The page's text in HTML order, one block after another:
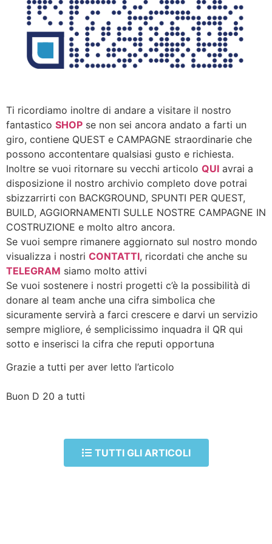
Ti ricordiamo inoltre di andare a visitare il nostro
fantastico SHOP se non sei ancora andato a farti un
giro, contiene QUEST e CAMPAGNE straordinarie che
possono accontentare qualsiasi gusto e richiesta.
Inoltre se vuoi ritornare su vecchi articolo QUI avrai a
disposizione il nostro archivio completo dove potrai
sbizzarrirti con BACKGROUND, SPUNTI PER QUEST,
BUILD, AGGIORNAMENTI SULLE NOSTRE CAMPAGNE IN
COSTRUZIONE e molto altro ancora.
Se vuoi sempre rimanere aggiornato sul nostro mondo
visualizza i nostri CONTATTI, ricordati che anche su
TELEGRAM siamo molto attivi
Se vuoi sostenere i nostri progetti c’è la possibilità di
donare al team anche una cifra simbolica che
sicuramente servirà a farci crescere e darvi un servizio
sempre migliore, é semplicissimo inquadra il QR qui
sotto e inserisci la cifra che reputi opportuna
Grazie a tutti per aver letto l’articolo
Buon D 20 a tutti
TUTTI GLI ARTICOLI